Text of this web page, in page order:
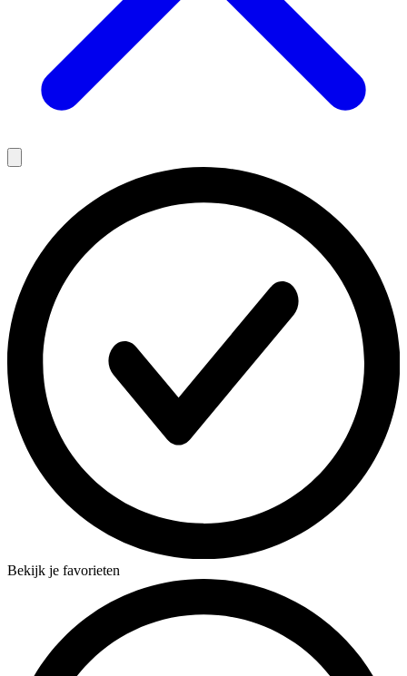
Bekijk je favorieten